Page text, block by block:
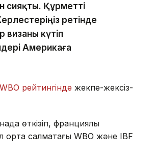
сияқты. Құрметті
ретінде
визаны күтіп
Америкаға
WBO рейтингінде жекпе-жексіз-
өткізіп, франциялық
салмақтағы WBO және IBF